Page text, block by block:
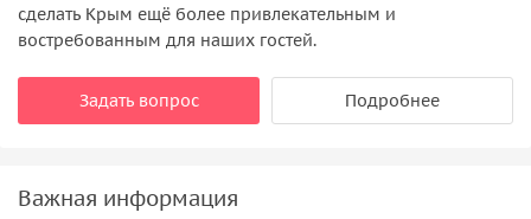
сделать Крым ещё более привлекательным и
востребованным для наших гостей.
Задать вопрос Подробнее
Важная информация